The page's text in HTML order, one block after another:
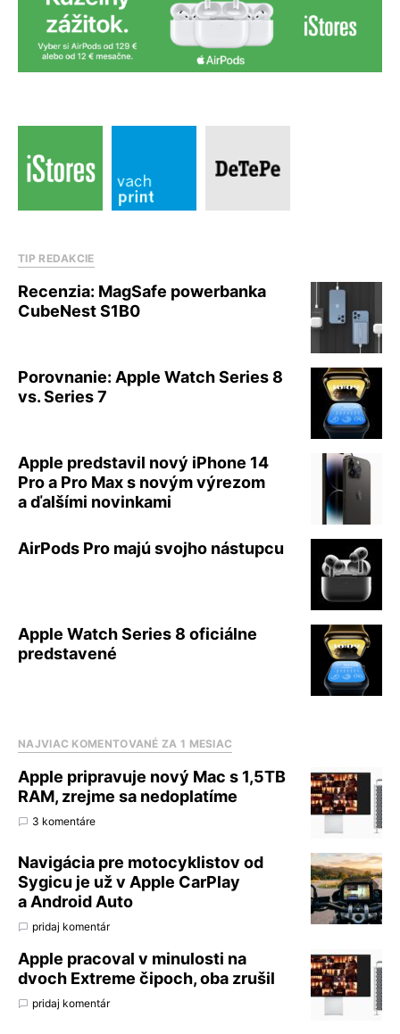
TIP REDAKCIE
Recenzia: MagSafe powerbanka
CubeNest S1B0
Porovnanie: Apple Watch Series 8
vs. Series 7
Apple predstavil nový iPhone 14
Pro a Pro Max s novým výrezom
a ďalšími novinkami
AirPods Pro majú svojho nástupcu
Apple Watch Series 8 oficiálne
predstavené
NAJVIAC KOMENTOVANÉ ZA 1 MESIAC
Apple pripravuje nový Mac s 1,5TB
RAM, zrejme sa nedoplatíme
3 komentáre
Navigácia pre motocyklistov od
Sygicu je už v Apple CarPlay
a Android Auto
pridaj komentár
Apple pracoval v minulosti na
dvoch Extreme čipoch, oba zrušil
pridaj komentár